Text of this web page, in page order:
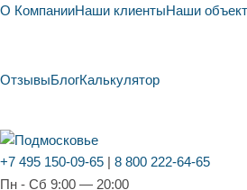
О КомпанииНаши клиентыНаши
ОтзывыБлогКалькулятор
+7 495 150-09-65 | 8 800 222-64-65
Пн - Сб 9:00 — 20:00